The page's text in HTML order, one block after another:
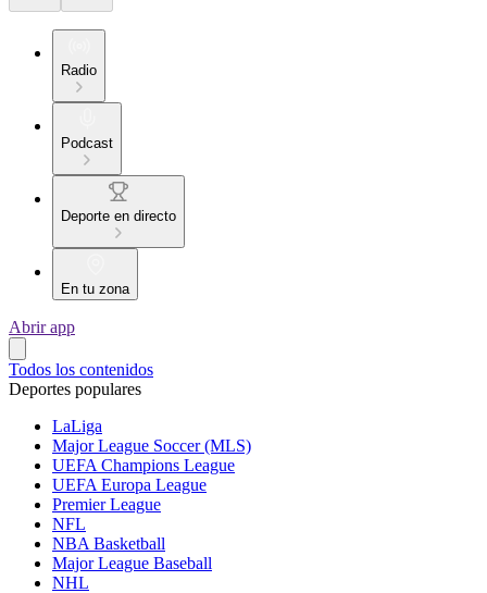
Radio
Podcast
Deporte en directo
En tu zona
Abrir app
Todos los contenidos
Deportes populares
LaLiga
Major League Soccer (MLS)
UEFA Champions League
UEFA Europa League
Premier League
NFL
NBA Basketball
Major League Baseball
NHL